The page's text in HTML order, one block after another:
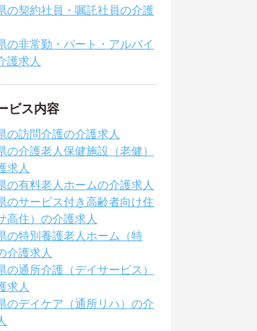
の契約社員・嘱託社員の介護
の非常勤・パート・アルバイ
護求人
ビス内容
の訪問介護の介護求人
の介護老人保健施設（老健）
求人
の有料老人ホームの介護求人
のサービス付き高齢者向け住
高住）の介護求人
の特別養護老人ホーム（特
介護求人
の通所介護（デイサービス）
求人
のデイケア（通所リハ）の介